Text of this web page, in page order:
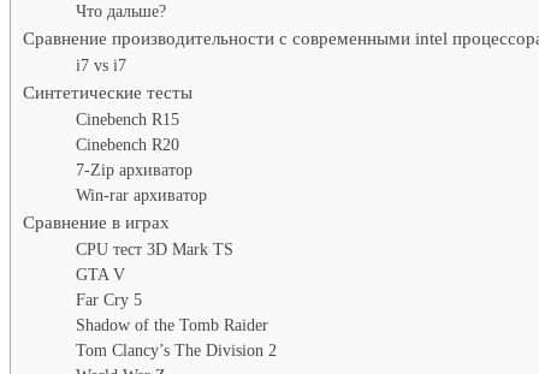
Что дальше?
Сравнение производительности с современными intel
i7 vs i7
Синтетические тесты
Cinebench R15
Cinebench R20
7-Zip архиватор
Win-rar архиватор
Сравнение в играх
CPU тест 3D Mark TS
GTA V
Far Cry 5
Shadow of the Tomb Raider
Tom Clancy’s The Division 2